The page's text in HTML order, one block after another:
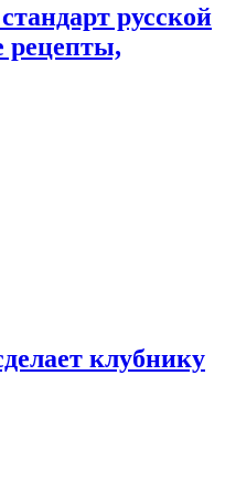
русской
рецепты,
клубнику